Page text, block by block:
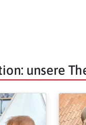
unsere